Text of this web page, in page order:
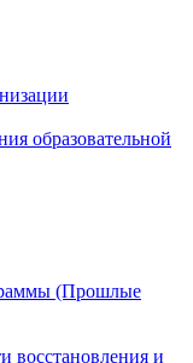
образовательной
(Прошлые
восстановления и